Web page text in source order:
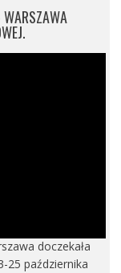
doczekała
25 października